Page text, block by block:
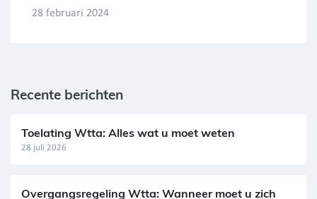
28 februari 2024
Recente berichten
Toelating Wtta: Alles wat u moet weten
28 juli 2026
Overgangsregeling Wtta: Wanneer moet u zich